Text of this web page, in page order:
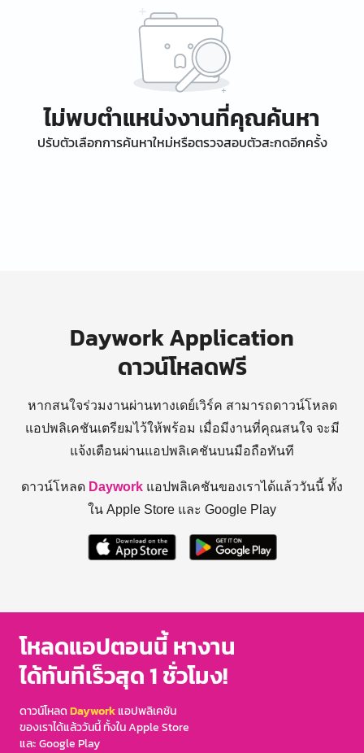
ไม่พบตำแหน่งงานที่คุณค้นหา
ปรับตัวเลือกการค้นหาใหม่หรือตรวจสอบตัวสะกดอีกครั้ง
Daywork Application
ดาวน์โหลดฟรี
หากสนใจร่วมงานผ่านทางเดย์เวิร์ค สามารถดาวน์โหลด
แอปพลิเคชันเตรียมไว้ให้พร้อม เมื่อมีงานที่คุณสนใจ จะมี
แจ้งเตือนผ่านแอปพลิเคชันบนมือถือทันที
ดาวน์โหลด Daywork แอปพลิเคชันของเราได้แล้ววันนี้ ทั้ง
ใน Apple Store และ Google Play
โหลดแอปตอนนี้ หางาน
ได้ทันทีเร็วสุด 1 ชั่วโมง!
ดาวน์โหลดDayworkแอปพลิเคชัน
ของเราได้แล้ววันนี้ ทั้งใน Apple Store
และ Google Play